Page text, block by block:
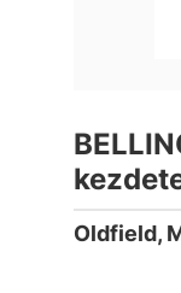
Oldfield,